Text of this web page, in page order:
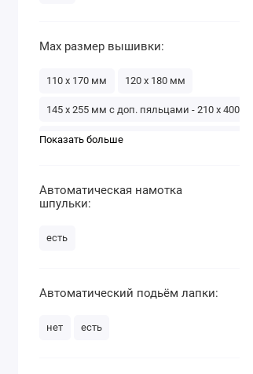
Max размер вышивки:
110 x 170 мм 120 х 180 мм
145 x 255 мм с доп. пяльцами - 210 x 400 мм
145 x 255 мм с доп. пяльцами - 260 x 400 мм
200 x 300 мм 260 х 160 мм
Показать больше
Автоматическая намотка
шпульки:
есть
Автоматический подьём лапки:
нет есть